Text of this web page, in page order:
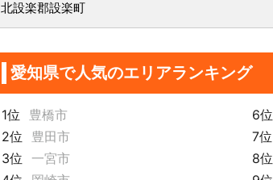
北設楽郡設楽町
愛知県で人気のエリアランキング
1位
豊橋市
2位
豊田市
3位
一宮市
6位
7位
8位